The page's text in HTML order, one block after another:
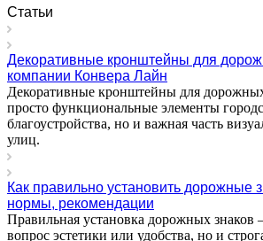
Статьи
Декоративные кронштейны для
компании Конвера Лайн
Декоративные кронштейны для
просто функциональные элементы
благоустройства, но и важная часть
улиц.
Как правильно установить дорожные
нормы, рекомендации
Правильная установка дорожных знаков
вопрос эстетики или удобства, но и